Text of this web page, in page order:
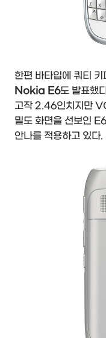
한편 바타입에 쿼티
Nokia E6도 발표했
고작 2.46인치지만
밀도 화면을 선보인
안나를 적용하고 있다.